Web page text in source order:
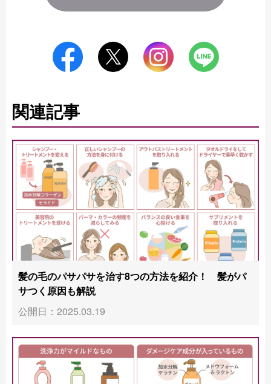
関連記事
髪の毛のパサパサを治す8つの方法を紹介！ 髪がパ
サつく原因も解説
公開日：2025.03.19